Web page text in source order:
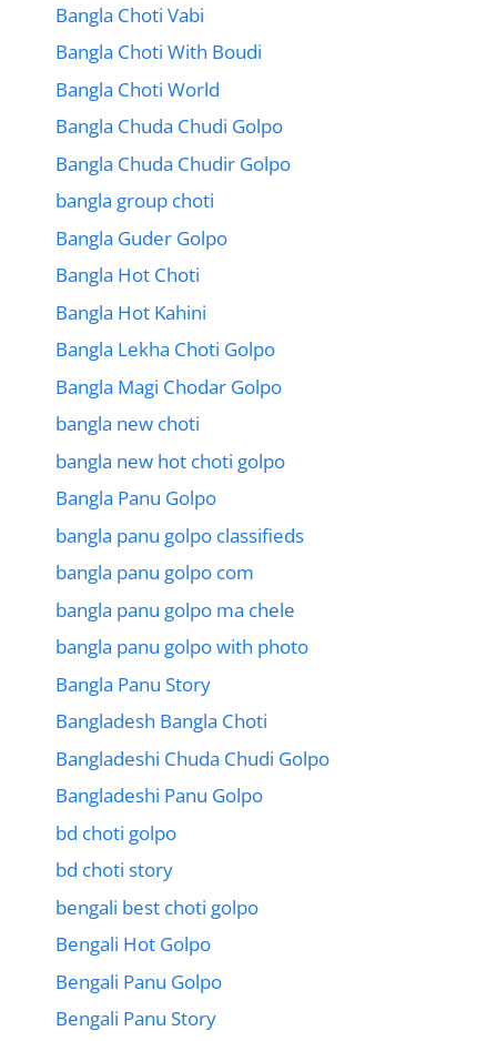
Bangla Choti Vabi
Bangla Choti With Boudi
Bangla Choti World
Bangla Chuda Chudi Golpo
Bangla Chuda Chudir Golpo
bangla group choti
Bangla Guder Golpo
Bangla Hot Choti
Bangla Hot Kahini
Bangla Lekha Choti Golpo
Bangla Magi Chodar Golpo
bangla new choti
bangla new hot choti golpo
Bangla Panu Golpo
bangla panu golpo classifieds
bangla panu golpo com
bangla panu golpo ma chele
bangla panu golpo with photo
Bangla Panu Story
Bangladesh Bangla Choti
Bangladeshi Chuda Chudi Golpo
Bangladeshi Panu Golpo
bd choti golpo
bd choti story
bengali best choti golpo
Bengali Hot Golpo
Bengali Panu Golpo
Bengali Panu Story